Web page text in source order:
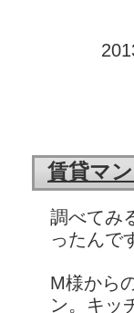
賃貸マ
調べてみ
ったんで
M様から
ン。キッ